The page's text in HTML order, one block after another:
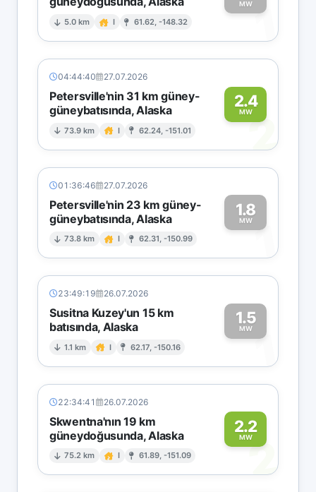
5.0 km I 61.62, -148.32
MW1
04:44:40 27.07.2026
Petersville'nin 31 km güney-
güneybatısında, Alaska
73.9 km I 62.24, -151.01
2.4
MW2
01:36:46 27.07.2026
Petersville'nin 23 km güney-
güneybatısında, Alaska
73.8 km I 62.31, -150.99
1.8
MW1
23:49:19 26.07.2026
Susitna Kuzey'un 15 km
batısında, Alaska
1.1 km I 62.17, -150.16
1.5
MW1
22:34:41 26.07.2026
Skwentna'nın 19 km
güneydoğusunda, Alaska
75.2 km I 61.89, -151.09
2.2
MW2